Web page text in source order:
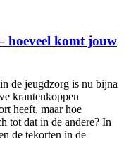
hoeveel komt jouw
de jeugdzorg is nu bijna
krantenkoppen
heeft, maar hoe
tot dat in de andere? In
de tekorten in de